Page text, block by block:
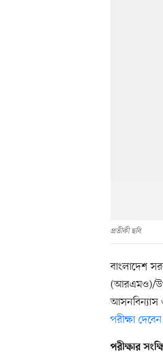
প্রতীকী ছবি
বাংলাদেশ
(আরএমও)/
আসনবিন্যাস
পরীক্ষা
পরীক্ষার